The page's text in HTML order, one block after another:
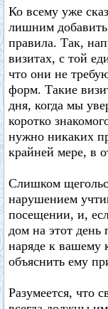
Ко всему уже
лишним
правила. Так,
визитах, с той
что они не
форм. Такие
дня, когда мы
коротко
нужно никаких
крайней мере, в
Слишком
нарушением
посещении, и,
дом на этот день
наряде к вашему
объяснить ему
Разумеется, что